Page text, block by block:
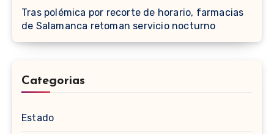
Tras polémica por recorte de horario, farmacias
de Salamanca retoman servicio nocturno
Categorias
Estado